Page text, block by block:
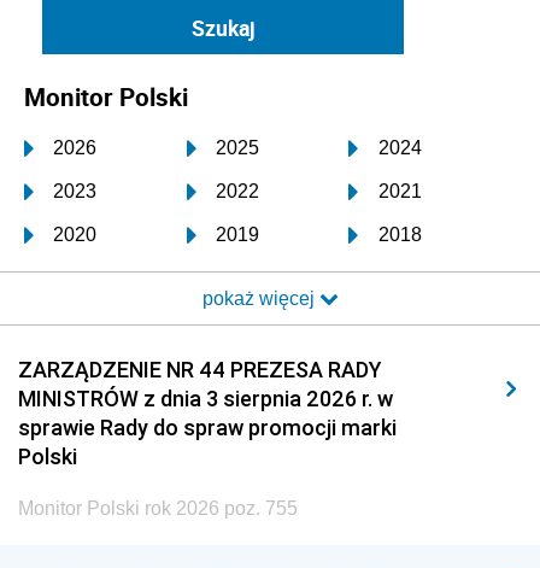
Monitor Polski
2026 2025 2024
2023 2022 2021
2020 2019 2018
2017 2016 2015
2014 2013 2012
2011 2010 2009
2008 2007 2006
2005
pokaż więcej
ZARZĄDZENIE NR 44 PREZESA RADY
MINISTRÓW z dnia 3 sierpnia 2026 r. w
sprawie Rady do spraw promocji marki
Polski
Monitor Polski rok 2026 poz. 755